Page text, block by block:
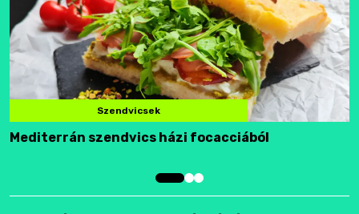
Szendvicsek
Mediterrán szendvics házi focacciából